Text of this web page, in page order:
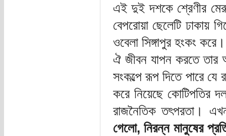
এই দুই দশকে শ্রেণীর
বেপরোয়া ছেলেটি ঢাকায়
ওবেলা সিঙ্গাপুর হংকং
ঐ জীবন যাপন করতে তার
সংকল্পে রূপ দিতে পারে
করে নিয়েছে কোটিপতির
রাজনৈতিক তৎপরতা।
গেলো, নিরন্ন মানুষের